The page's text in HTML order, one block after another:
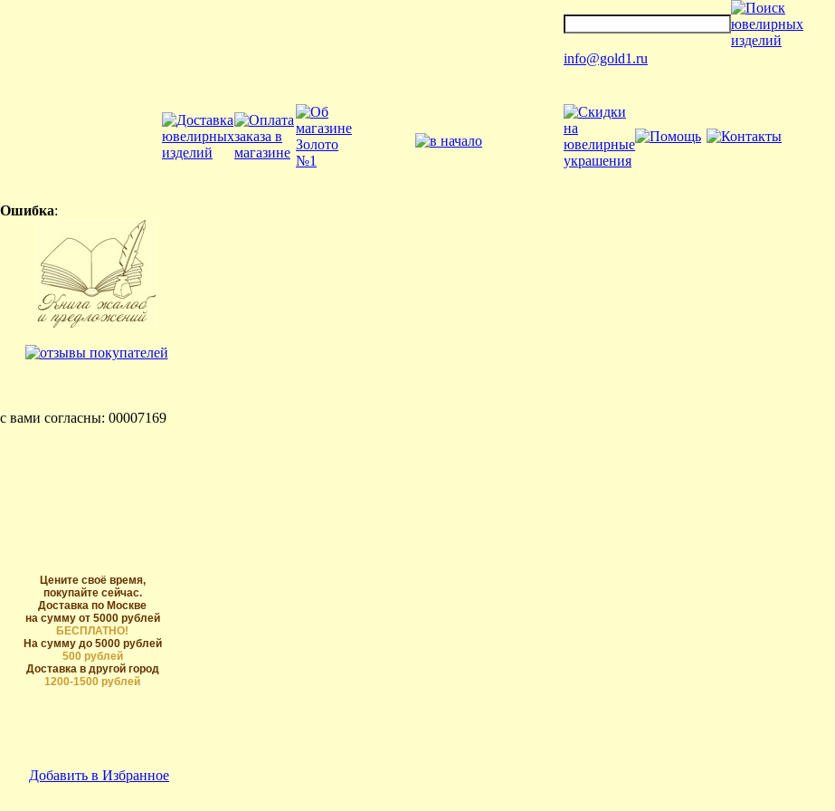
info@gold1.ru
Ошибка:
с вами согласны: 00007169
Цените своё время,
покупайте сейчас.
Доставка по Москве
на сумму от 5000 рублей
БЕСПЛАТНО!
На сумму до 5000 рублей
500 рублей
Доставка в другой город
1200-1500 рублей
Добавить в Избранное